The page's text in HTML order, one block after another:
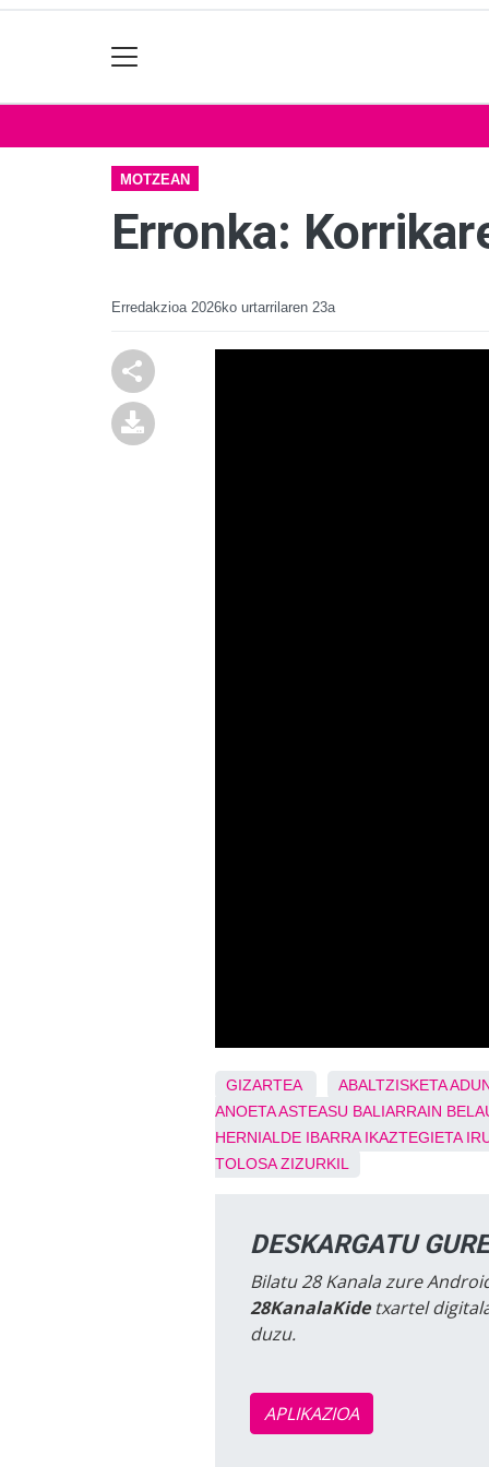
MOTZEAN
Erronka:
Erredakzioa 2026ko urtarrilaren 23a
GIZARTEA ABALTZISKETA
ANOETAASTEASU BALIARRAIN
HERNIALDE IBARRA IKAZTEGIETA
TOLOSA ZIZURKIL
DESKARGATU
Bilatu 28 Kanala zure
28KanalaKidetxartel
duzu.
APLIKAZIOA